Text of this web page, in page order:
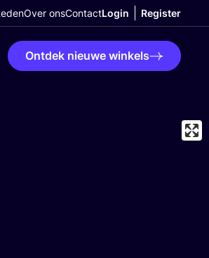
Over onsContactLogin Register
Ontdek nieuwe winkels